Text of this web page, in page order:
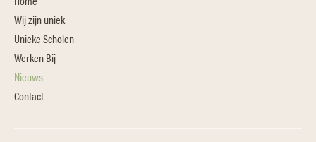
Wij zijn uniek
Unieke Scholen
Werken Bij
Nieuws
Contact